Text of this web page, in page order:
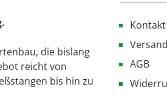
die bislang
reicht von
bis hin zu
Kontakt
AGB